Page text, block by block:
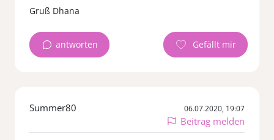
Gruß Dhana
antworten
Summer80 06.07.2020, 19:07
Beitrag melden